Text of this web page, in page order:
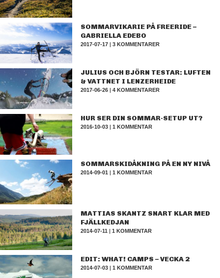
SOMMARVIKARIE PÅ FREERIDE –
GABRIELLA EDEBO
2017-07-17 |3 KOMMENTARER
JULIUS OCH BJÖRN TESTAR: LUFTEN
& VATTNET I LENZERHEIDE
2017-06-26 |4 KOMMENTARER
HUR SER DIN SOMMAR-SETUP UT?
2016-10-03 |1 KOMMENTAR
SOMMARSKIDÅKNING PÅ EN NY NIVÅ
2014-09-01 |1 KOMMENTAR
MATTIAS SKANTZ SNART KLAR MED
FJÄLLKEDJAN
2014-07-11 |1 KOMMENTAR
EDIT: WHAT! CAMPS – VECKA 2
2014-07-03 |1 KOMMENTAR